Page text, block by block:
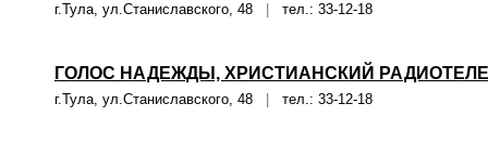
г.Тула, ул.Станиславского, 48 тел.: 33-12-18
ГОЛОС НАДЕЖДЫ, ХРИСТИАНСКИЙ
г.Тула, ул.Станиславского, 48 тел.: 33-12-18